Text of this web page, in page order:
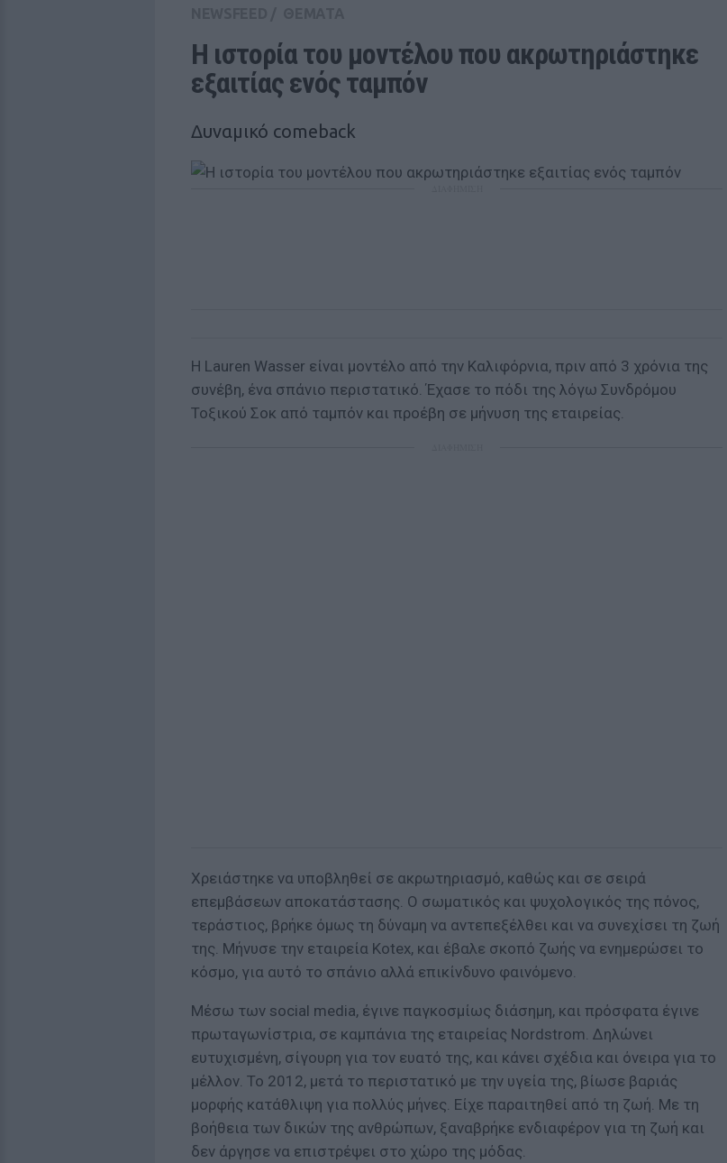
Η ιστορία του μοντέλου που ακρωτηριάστηκε
εξαιτίας ενός ταμπόν
Δυναμικό comeback
Η Lauren Wasser είναι μοντέλο από την Καλιφόρνια, πριν από 3 χρόνια της
συνέβη, ένα σπάνιο περιστατικό. Έχασε το πόδι της λόγω Συνδρόμου
Τοξικού Σοκ από ταμπόν και προέβη σε μήνυση της εταιρείας.
Χρειάστηκε να υποβληθεί σε ακρωτηριασμό, καθώς και σε σειρά
επεμβάσεων αποκατάστασης. Ο σωματικός και ψυχολογικός της πόνος,
τεράστιος, βρήκε όμως τη δύναμη να αντεπεξέλθει και να συνεχίσει τη ζωή
της. Μήνυσε την εταιρεία Kotex, και έβαλε σκοπό ζωής να ενημερώσει το
κόσμο, για αυτό το σπάνιο αλλά επικίνδυνο φαινόμενο.
Μέσω των social media, έγινε παγκοσμίως διάσημη, και πρόσφατα έγινε
πρωταγωνίστρια, σε καμπάνια της εταιρείας Nordstrom. Δηλώνει
ευτυχισμένη, σίγουρη για τον ευατό της, και κάνει σχέδια και όνειρα για το
μέλλον. Το 2012, μετά το περιστατικό με την υγεία της, βίωσε βαριάς
μορφής κατάθλιψη για πολλύς μήνες. Είχε παραιτηθεί από τη ζωή. Με τη
βοήθεια των δικών της ανθρώπων, ξαναβρήκε ενδιαφέρον για τη ζωή και
δεν άργησε να επιστρέψει στο χώρο της μόδας.